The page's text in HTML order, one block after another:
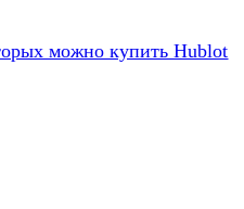
можно купить Hublot